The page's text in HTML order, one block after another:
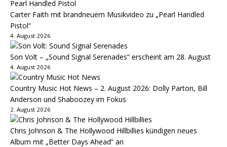
Carter Faith mit brandneuem Musikvideo zu „Pearl Handled
Pistol“
4. August 2026
Son Volt – „Sound Signal Serenades“ erscheint am 28. August
4. August 2026
Country Music Hot News – 2. August 2026: Dolly Parton, Bill
Anderson und Shaboozey im Fokus
2. August 2026
Chris Johnson & The Hollywood Hillbillies kündigen neues
Album mit „Better Days Ahead“ an